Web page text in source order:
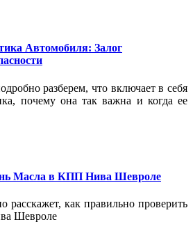
Автомобиля: Залог
разберем, что включает в себя
почему она так важна и когда ее
Масла в КПП Нива Шевроле
расскажет, как правильно проверить
Шевроле